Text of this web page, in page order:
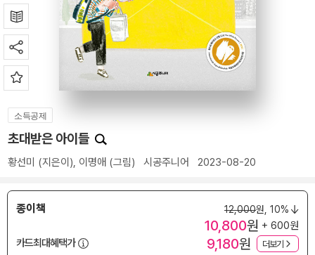
소득공제
초대받은 아이들
황선미 (지은이), 이명애 (그림) 시공주니어 2023-08-20
종이책 12,000원, 10%
10,800원 + 600원
카드최대혜택가
9,180원 더보기